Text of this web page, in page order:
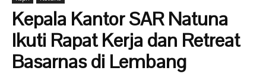
Kepala Kantor SAR Natuna
Ikuti Rapat Kerja dan Retreat
Basarnas di Lembang